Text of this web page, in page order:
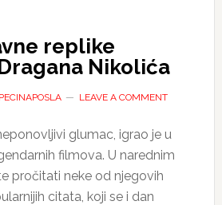
replike
Nikolića
PECINAPOSLA LEAVE A COMMENT
glumac, igrao je u
filmova. U narednim
pročitati neke od njegovih
citata, koji se i dan